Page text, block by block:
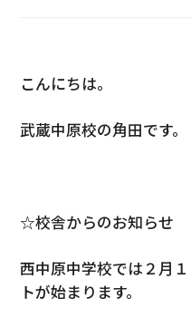
こんにちは。
武蔵中原校の角田です。
☆校舎からのお知らせ
西中原中学校では２月
トが始まります。